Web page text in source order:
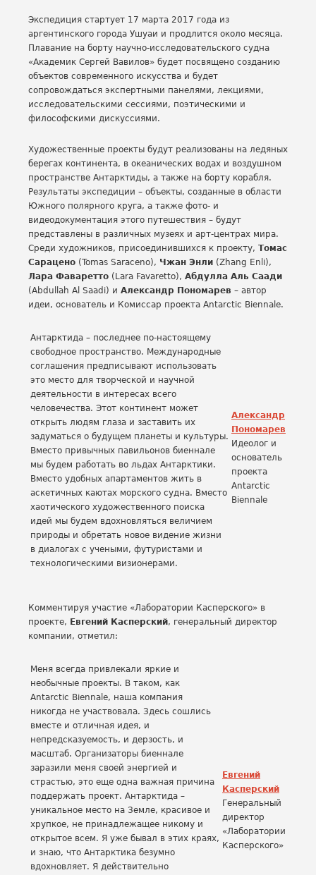
Экспедиция стартует 17 марта 2017 года из
аргентинского города Ушуаи и продлится около месяца.
Плавание на борту научно-исследовательского судна
«Академик Сергей Вавилов» будет посвящено созданию
объектов современного искусства и будет
сопровождаться экспертными панелями, лекциями,
исследовательскими сессиями, поэтическими и
философскими дискуссиями.
Художественные проекты будут реализованы на ледяных
берегах континента, в океанических водах и воздушном
пространстве Антарктиды, а также на борту корабля.
Результаты экспедиции – объекты, созданные в области
Южного полярного круга, а также фото- и
видеодокументация этого путешествия – будут
представлены в различных музеях и арт-центрах мира.
Среди художников, присоединившихся к проекту, Томас
Сарацено (Tomas Saraceno), Чжан Энли (Zhang Enli),
Лара Фаваретто (Lara Favaretto), Абдулла Аль Саади
(Abdullah Al Saadi) и Александр Пономарев – автор
идеи, основатель и Комиссар проекта Antarctic Biennale.
Антарктида – последнее по-настоящему
свободное пространство. Международные
соглашения предписывают использовать
это место для творческой и научной
деятельности в интересах всего
человечества. Этот континент может
открыть людям глаза и заставить их
задуматься о будущем планеты и культуры.
Вместо привычных павильонов биеннале
мы будем работать во льдах Антарктики.
Вместо удобных апартаментов жить в
аскетичных каютах морского судна. Вместо
хаотического художественного поиска
идей мы будем вдохновляться величием
природы и обретать новое видение жизни
в диалогах с учеными, футуристами и
технологическими визионерами.
Александр
Пономарев
Идеолог и
основатель
проекта
Antarctic
Biennale
Комментируя участие «Лаборатории Касперского» в
проекте, Евгений Касперский, генеральный директор
компании, отметил:
Меня всегда привлекали яркие и
необычные проекты. В таком, как
Antarctic Biennale, наша компания
никогда не участвовала. Здесь сошлись
вместе и отличная идея, и
непредсказуемость, и дерзость, и
масштаб. Организаторы биеннале
заразили меня своей энергией и
страстью, это еще одна важная причина
поддержать проект. Антарктида –
уникальное место на Земле, красивое и
хрупкое, не принадлежащее никому и
открытое всем. Я уже бывал в этих краях,
и знаю, что Антарктика безумно
вдохновляет. Я действительно
Евгений
Касперский
Генеральный
директор
«Лаборатории
Касперского»